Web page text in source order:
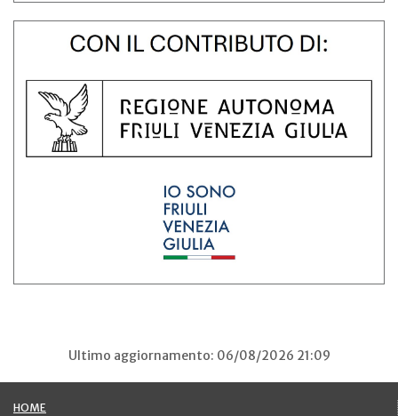
Ultimo aggiornamento: 06/08/2026 21:09
HOME